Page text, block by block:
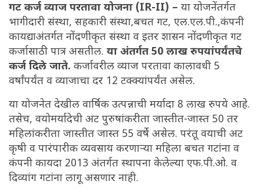
गट कर्ज व्याज परतावा योजना (IR-II) – या योजनेंतर्गत
भागीदारी संस्था, सहकारी संस्था,बचत गट, एल.एल.पी.,कंपनी
कायद्याअंतर्गत नोंदणीकृत संस्था व इतर शासन नोंदणीकृत गट
कर्जासाठी पात्र असतील. या अंतर्गत 50 लाख रुपयांपर्यंतचे
कर्ज दिले जाते. कर्जावरील व्याज परतावा कालावधी 5
वर्षांपर्यंत व व्याजाचा दर 12 टक्क्यांपर्यंत असेल.
या योजनेत देखील वार्षिक उत्पन्नाची मर्यादा 8 लाख रुपये आहे.
तसेच, वयोमर्यादेची अट पुरुषांकरीता जास्तीत-जास्त 50 तर
महिलांकरीता जास्तीत जास्त 55 वर्षे असेल. परंतू वयाची अट
कृषी व पारंपारीक व्यवसाय करणाऱ्या महिला बचत गटांना व
कंपनी कायदा 2013 अंतर्गत स्थापना केलेल्या एफ.पी.ओ. व
दिव्यांग गटांना लागू असणार नाही.